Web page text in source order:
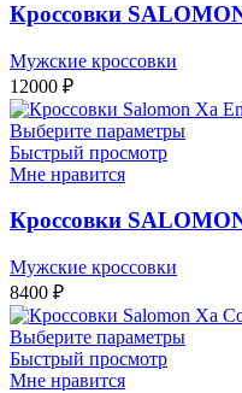
Кроссовки
Мужские кроссовки
12000 ₽
Выберите параметры
Быстрый просмотр
Мне нравится
Кроссовки
Мужские кроссовки
8400 ₽
Выберите параметры
Быстрый просмотр
Мне нравится